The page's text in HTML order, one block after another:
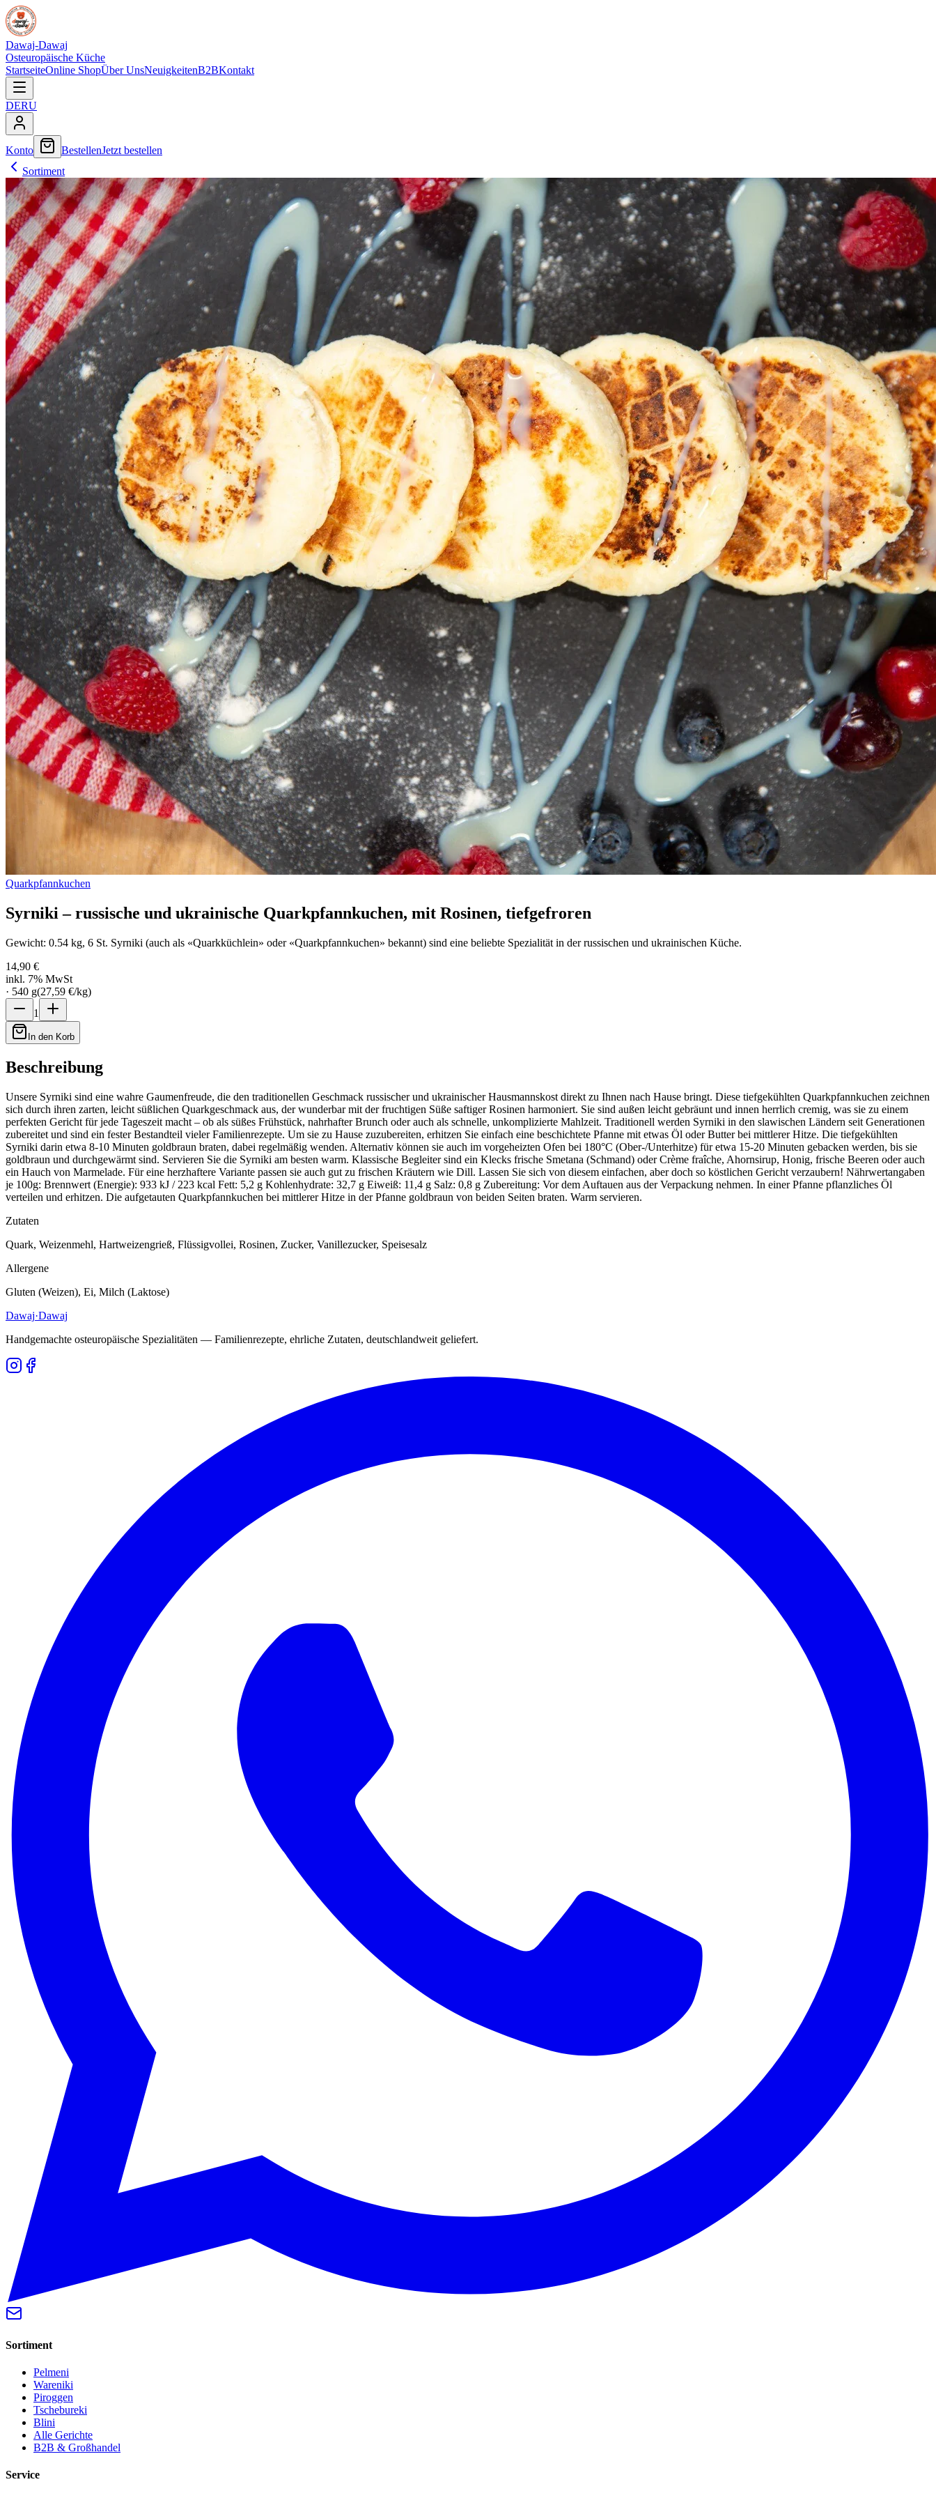
Dawaj-Dawaj
Osteuropäische Küche
StartseiteOnline ShopÜber UnsNeuigkeitenB2BKontakt
DERU
Konto BestellenJetzt bestellen
Sortiment
Quarkpfannkuchen
Syrniki – russische und ukrainische Quarkpfannkuchen, mit Rosinen, tiefgefroren
Gewicht: 0.54 kg, 6 St. Syrniki (auch als «Quarkküchlein» oder «Quarkpfannkuchen» bekannt) sind eine beliebte Spezialität in der russischen und ukrainischen Küche.
14,90 €
inkl. 7% MwSt
· 540 g(27,59 €/kg)
1
In den Korb
Beschreibung
Unsere Syrniki sind eine wahre Gaumenfreude, die den traditionellen Geschmack russischer und ukrainischer Hausmannskost direkt zu Ihnen nach Hause bringt. Diese tiefgekühlten Quarkpfannkuchen zeichnen
sich durch ihren zarten, leicht süßlichen Quarkgeschmack aus, der wunderbar mit der fruchtigen Süße saftiger Rosinen harmoniert. Sie sind außen leicht gebräunt und innen herrlich cremig, was sie zu einem
perfekten Gericht für jede Tageszeit macht – ob als süßes Frühstück, nahrhafter Brunch oder auch als schnelle, unkomplizierte Mahlzeit. Traditionell werden Syrniki in den slawischen Ländern seit Generationen
zubereitet und sind ein fester Bestandteil vieler Familienrezepte. Um sie zu Hause zuzubereiten, erhitzen Sie einfach eine beschichtete Pfanne mit etwas Öl oder Butter bei mittlerer Hitze. Die tiefgekühlten
Syrniki darin etwa 8-10 Minuten goldbraun braten, dabei regelmäßig wenden. Alternativ können sie auch im vorgeheizten Ofen bei 180°C (Ober-/Unterhitze) für etwa 15-20 Minuten gebacken werden, bis sie
goldbraun und durchgewärmt sind. Servieren Sie die Syrniki am besten warm. Klassische Begleiter sind ein Klecks frische Smetana (Schmand) oder Crème fraîche, Ahornsirup, Honig, frische Beeren oder auch
ein Hauch von Marmelade. Für eine herzhaftere Variante passen sie auch gut zu frischen Kräutern wie Dill. Lassen Sie sich von diesem einfachen, aber doch so köstlichen Gericht verzaubern! Nährwertangaben
je 100g: Brennwert (Energie): 933 kJ / 223 kcal Fett: 5,2 g Kohlenhydrate: 32,7 g Eiweiß: 11,4 g Salz: 0,8 g Zubereitung: Vor dem Auftauen aus der Verpackung nehmen. In einer Pfanne pflanzliches Öl
verteilen und erhitzen. Die aufgetauten Quarkpfannkuchen bei mittlerer Hitze in der Pfanne goldbraun von beiden Seiten braten. Warm servieren.
Zutaten
Quark, Weizenmehl, Hartweizengrieß, Flüssigvollei, Rosinen, Zucker, Vanillezucker, Speisesalz
Allergene
Gluten (Weizen), Ei, Milch (Laktose)
Dawaj·Dawaj
Handgemachte osteuropäische Spezialitäten — Familienrezepte, ehrliche Zutaten, deutschlandweit geliefert.
Sortiment
Pelmeni
Wareniki
Piroggen
Tschebureki
Blini
Alle Gerichte
B2B & Großhandel
Service